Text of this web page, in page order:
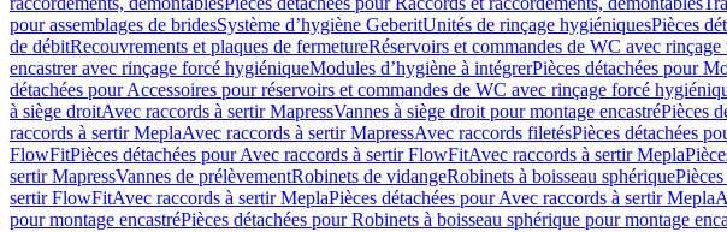
pour assemblages de bridesSystème d’hygiène GeberitUnités de rinçage hygiéniquesPièces
de débitRecouvrements et plaques de fermetureRéservoirs et commandes de WC avec
encastrer avec rinçage forcé hygiéniqueModules d’hygiène à intégrerPièces détachées pour
détachées pour Accessoires pour réservoirs et commandes de WC avec rinçage forcé
à siège droitAvec raccords à sertir MapressVannes à siège droit pour montage encastréPièces
raccords à sertir MeplaAvec raccords à sertir MapressAvec raccords filetésPièces détachées
FlowFitPièces détachées pour Avec raccords à sertir FlowFitAvec raccords à sertir Mepla
sertir MapressVannes de prélèvementRobinets de vidangeRobinets à boisseau sphérique
sertir FlowFitAvec raccords à sertir MeplaPièces détachées pour Avec raccords à sertir Mepla
pour montage encastréPièces détachées pour Robinets à boisseau sphérique pour montage